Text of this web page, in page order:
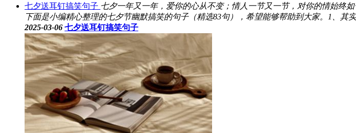
七夕送耳钉搞笑句子 七夕一年又一年，爱你的心从不变；情人一节又一节，对你的情始终
下面是小编精心整理的七夕节幽默搞笑的句子（精选83句），希望能够帮助到大家。1、
2025-03-06 七夕送耳钉搞笑句子